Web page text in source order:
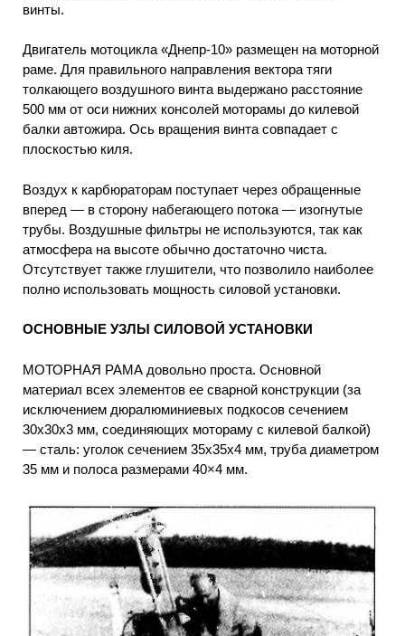
винты.
Двигатель мотоцикла «Днепр-10» размещен на моторной
раме. Для правильного направления вектора тяги
толкающего воздушного винта выдержано расстояние
500 мм от оси нижних консолей моторамы до килевой
балки автожира. Ось вращения винта совпадает с
плоскостью киля.
Воздух к карбюраторам поступает через обращенные
вперед — в сторону набегающего потока — изогнутые
трубы. Воздушные фильтры не используются, так как
атмосфера на высоте обычно достаточно чиста.
Отсутствует также глушители, что позволило наиболее
полно использовать мощность силовой установки.
ОСНОВНЫЕ УЗЛЫ СИЛОВОЙ УСТАНОВКИ
МОТОРНАЯ РАМА довольно проста. Основной
материал всех элементов ее сварной конструкции (за
исключением дюралюминиевых подкосов сечением
30x30x3 мм, соединяющих мотораму с килевой балкой)
— сталь: уголок сечением 35x35x4 мм, труба диаметром
35 мм и полоса размерами 40×4 мм.